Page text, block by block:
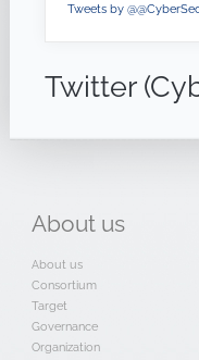
Tweets by
Twitter
About us
About us
Consortium
Target
Governance
Organization